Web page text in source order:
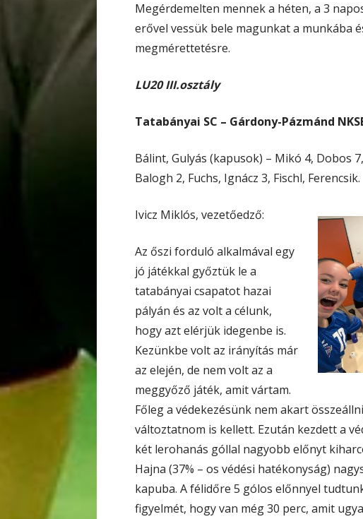
Megérdemelten mennek a héten, a 3
erővel vessük bele magunkat a munkába
megmérettetésre.
LU20 III.osztály
Tatabányai SC – Gárdony-Pázmánd
Bálint, Gulyás (kapusok) – Mikó 4, Dobos
Balogh 2, Fuchs, Ignácz 3, Fischl, Ferencsik.
Ivicz Miklós, vezetőedző:
Az őszi forduló alkalmával egy
jó játékkal győztük le a
tatabányai csapatot hazai
pályán és az volt a célunk,
hogy azt elérjük idegenbe is.
Kezünkbe volt az irányítás már
az elején, de nem volt az a
meggyőző játék, amit vártam.
Főleg a védekezésünk nem akart
változtatnom is kellett. Ezután kezdett a
két lerohanás góllal nagyobb előnyt
Hajna (37% – os védési hatékonyság)
kapuba. A félidőre 5 gólos előnnyel
figyelmét, hogy van még 30 perc, amit